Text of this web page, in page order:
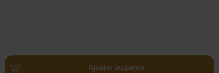
Ajouter au panier